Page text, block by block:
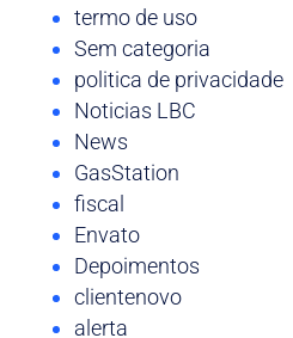
termo de uso
Sem categoria
politica de privacidade
Noticias LBC
News
GasStation
fiscal
Envato
Depoimentos
clientenovo
alerta